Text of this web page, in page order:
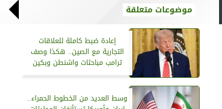
موضوعات متعلقة
إعادة ضبط كاملة للعلاقات
التجارية مع الصين.. هكذا وصف
ترامب مباحثات واشنطن وبكين
وسط العديد من الخطوط الحمراء..